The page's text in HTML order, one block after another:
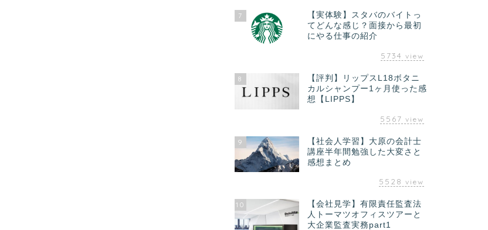
7
【実体験】スタバのバイトっ
てどんな感じ？面接から最初
にやる仕事の紹介
5734 view
8
【評判】リップスL18ボタニ
カルシャンプー1ヶ月使った感
想【LIPPS】
5567 view
9
【社会人学習】大原の会計士
講座半年間勉強した大変さと
感想まとめ
5528 view
10
【会社見学】有限責任監査法
人トーマツオフィスツアーと
大企業監査実務part1